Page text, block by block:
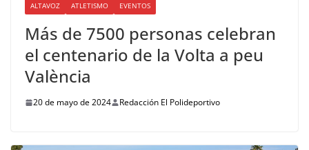
ALTAVOZ ATLETISMO EVENTOS
Más de 7500 personas celebran
el centenario de la Volta a peu
València
20 de mayo de 2024 Redacción El Polideportivo